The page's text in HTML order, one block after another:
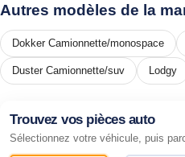
Autres modèles de la
Dokker Camionnette/monospace
Duster Camionnette/suv Lodgy
Trouvez vos pièces auto
Sélectionnez votre véhicule, puis